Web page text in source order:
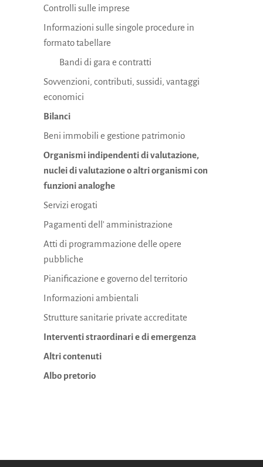
Controlli sulle imprese
Informazioni sulle singole procedure in
formato tabellare
Bandi di gara e contratti
Sovvenzioni, contributi, sussidi, vantaggi
economici
Bilanci
Beni immobili e gestione patrimonio
Organismi indipendenti di valutazione,
nuclei di valutazione o altri organismi con
funzioni analoghe
Servizi erogati
Pagamenti dell' amministrazione
Atti di programmazione delle opere
pubbliche
Pianificazione e governo del territorio
Informazioni ambientali
Strutture sanitarie private accreditate
Interventi straordinari e di emergenza
Altri contenuti
Albo pretorio